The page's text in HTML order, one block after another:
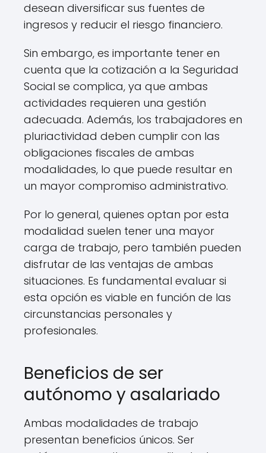
desean diversificar sus fuentes de
ingresos y reducir el riesgo financiero.
Sin embargo, es importante tener en
cuenta que la cotización a la Seguridad
Social se complica, ya que ambas
actividades requieren una gestión
adecuada. Además, los trabajadores en
pluriactividad deben cumplir con las
obligaciones fiscales de ambas
modalidades, lo que puede resultar en
un mayor compromiso administrativo.
Por lo general, quienes optan por esta
modalidad suelen tener una mayor
carga de trabajo, pero también pueden
disfrutar de las ventajas de ambas
situaciones. Es fundamental evaluar si
esta opción es viable en función de las
circunstancias personales y
profesionales.
Beneficios de ser
autónomo y asalariado
Ambas modalidades de trabajo
presentan beneficios únicos. Ser